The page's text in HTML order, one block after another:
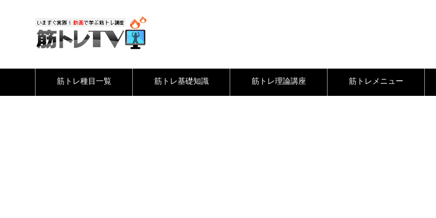
筋トレ種目一覧 筋トレ基礎知識 筋トレ理論講座 筋トレメニュー